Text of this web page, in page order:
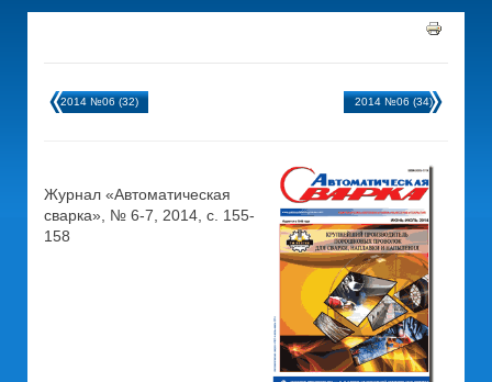
2014 №06 (32) 2014 №06 (34)
Журнал «Автоматическая
сварка», № 6-7, 2014, с. 155-
158